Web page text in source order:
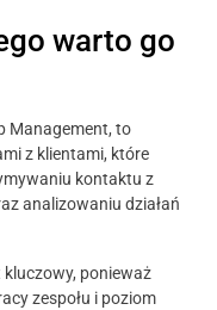
warto go
Management, to
z klientami, które
kontaktu z
analizowaniu działań
ponieważ
zespołu i poziom